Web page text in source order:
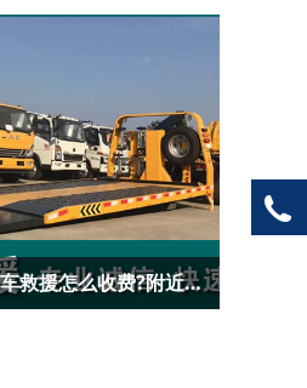
景宁汽车救援_景宁附近汽车救援